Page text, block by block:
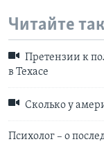
Читайте
Претензии к
в Техасе
Сколько у
Психолог – о